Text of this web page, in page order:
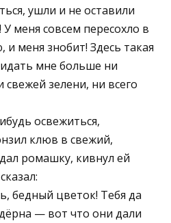
ушли и не оставили
меня совсем пересохло в
меня знобит! Здесь такая
мне больше ни
зелени, ни всего
освежиться,
клюв в свежий,
ромашку, кивнул ей
бедный цветок! Тебя да
— вот что они дали